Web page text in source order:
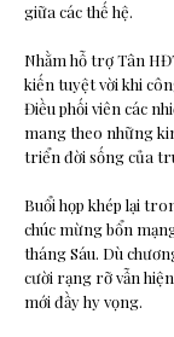
giữa các thế hệ.
Nhằm hỗ trợ Tân
kiến tuyệt vời khi
Điều phối viên các
mang theo những
triển đời sống của
Buổi họp khép lại
chúc mừng bổn
tháng Sáu. Dù
cười rạng rỡ vẫn
mới đầy hy vọng.